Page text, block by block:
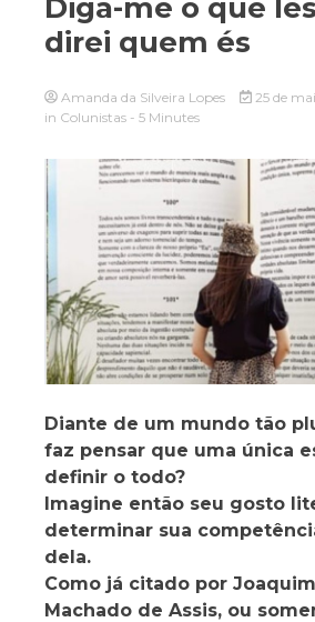
Diga-me o que
direi quem és
Amanda da Silveira Lopes
25 de
in Colunistas - 5 Minutes
Diante de um mundo tão
faz pensar que uma única
definir o todo?
Imagine então seu gosto
determinar sua
dela.
Como já citado por
Machado de Assis, ou